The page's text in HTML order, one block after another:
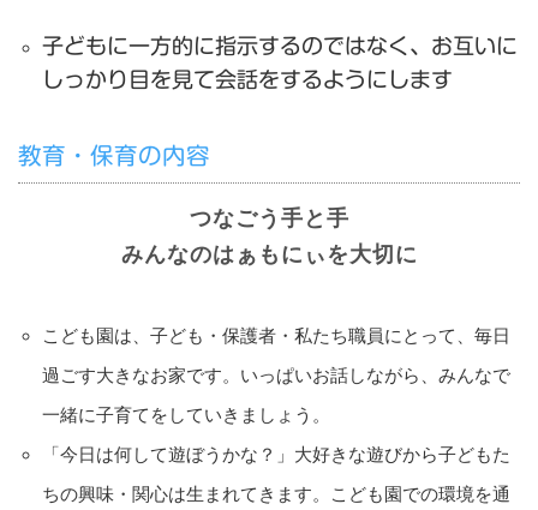
子どもに一方的に指示するのではなく、お互いに
しっかり目を見て会話をするようにします
教育・保育の内容
つなごう手と手
みんなのはぁもにぃを大切に
こども園は、子ども・保護者・私たち職員にとって、毎日
過ごす大きなお家です。いっぱいお話しながら、みんなで
一緒に子育てをしていきましょう。
「今日は何して遊ぼうかな？」大好きな遊びから子どもた
ちの興味・関心は生まれてきます。こども園での環境を通